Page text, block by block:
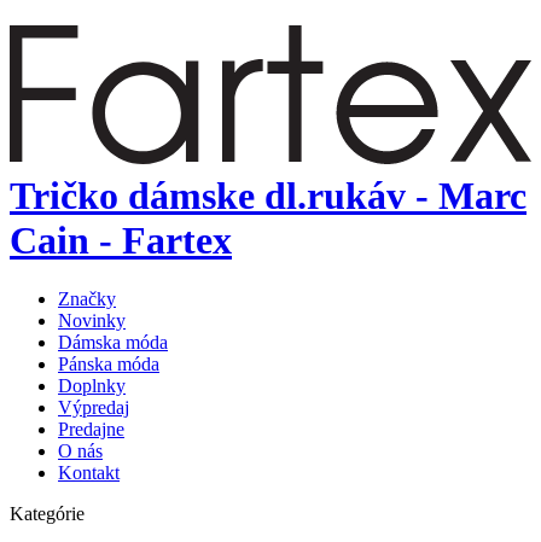
Tričko dámske dl.rukáv - Marc
Cain - Fartex
Značky
Novinky
Dámska móda
Pánska móda
Doplnky
Výpredaj
Predajne
O nás
Kontakt
Kategórie